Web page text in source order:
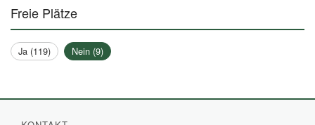
Freie Plätze
Ja (119) Nein (9)